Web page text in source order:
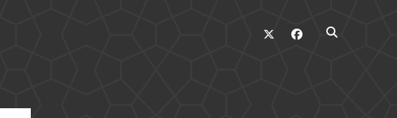
twitter facebook